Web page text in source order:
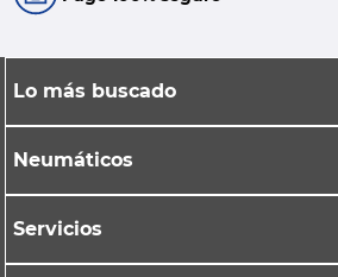
Lo más buscado
Neumáticos
Servicios